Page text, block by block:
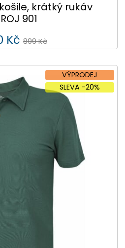
krátký rukáv
901
Kč 899 Kč
VÝPRODEJ
SLEVA -20%